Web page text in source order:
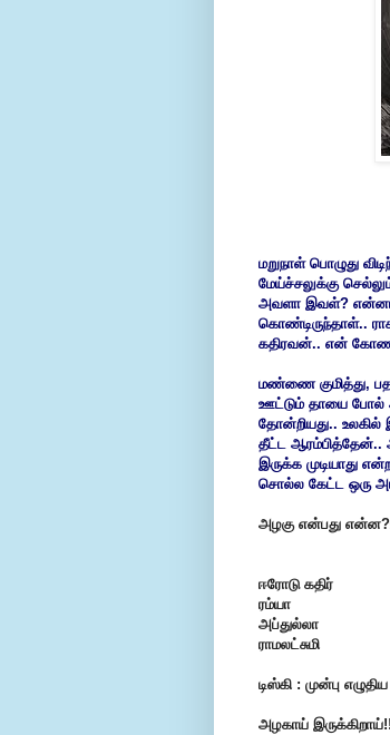
மறுநாள் பொழுது
மேய்ச்சலுக்கு
அவளா இவள்? என்னால்
கொண்டிருந்தாள்..
கதிரவன்.. என்
மண்ணை குமித்து,
ஊட்டும் தாயை போல்
தோன்றியது..
தீட்ட ஆரம்பித்தேன்..
இருக்க முடியாது
சொல்ல கேட்ட ஒரு
அழகு என்பது
ஈரோடு கதிர்
ரம்யா
அப்துல்லா
ராமலட்சுமி
டிஸ்கி : முன்பு
அழகாய் இருக்கிறாய்!!